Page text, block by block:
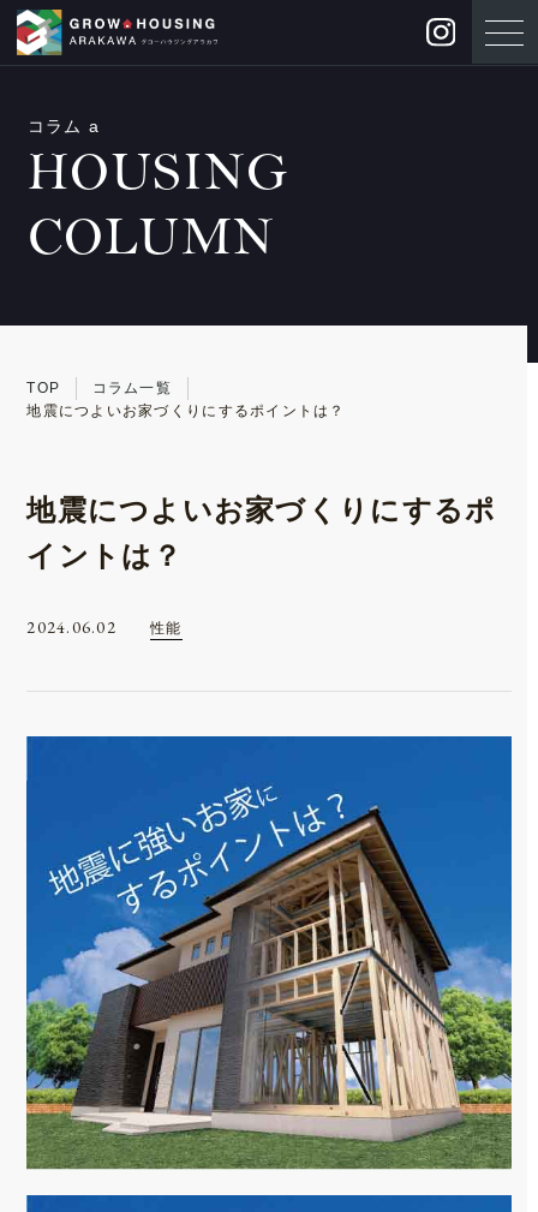
コラム a
HOUSING
COLUMN
TOP
コラム一覧
地震につよいお家づくりにするポイントは？
地震につよいお家づくりにするポ
イントは？
2024.06.02 性能